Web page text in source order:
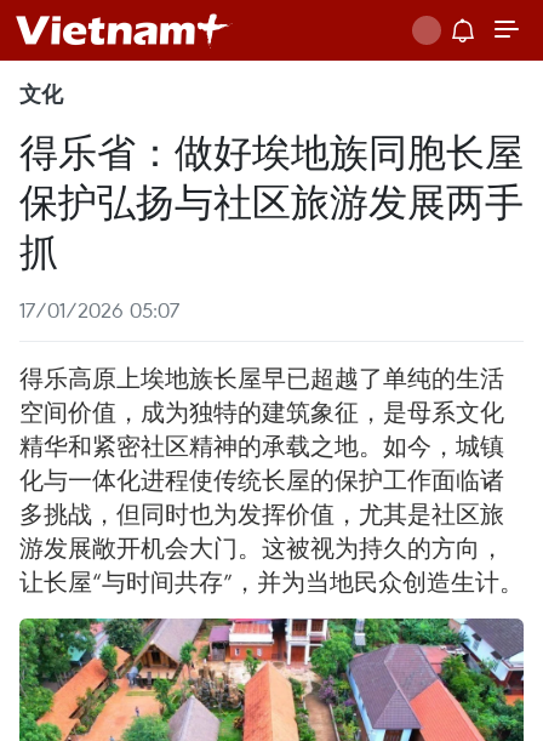
文化
得乐省：做好埃地族同胞长屋
保护弘扬与社区旅游发展两手
抓
17/01/2026 05:07
得乐高原上埃地族长屋早已超越了单纯的生活
空间价值，成为独特的建筑象征，是母系文化
精华和紧密社区精神的承载之地。如今，城镇
化与一体化进程使传统长屋的保护工作面临诸
多挑战，但同时也为发挥价值，尤其是社区旅
游发展敞开机会大门。这被视为持久的方向，
让长屋“与时间共存”，并为当地民众创造生计。